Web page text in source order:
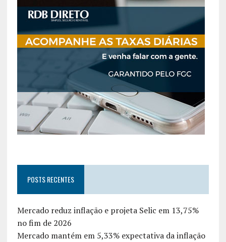
POSTS RECENTES
Mercado reduz inflação e projeta Selic em 13,75%
no fim de 2026
Mercado mantém em 5,33% expectativa da inflação